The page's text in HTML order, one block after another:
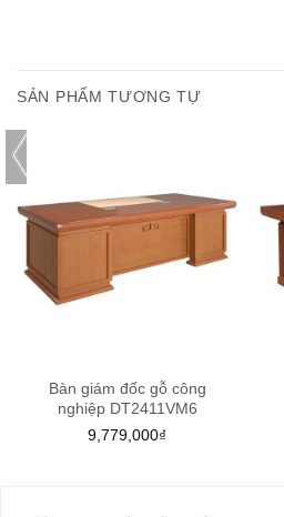
SẢN PHẨM TƯƠNG TỰ
Bàn giám đốc gỗ công
nghiệp DT2411VM6
9,779,000₫